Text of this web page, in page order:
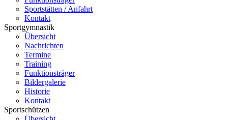
Sportstätten / Anfahrt
Kontakt
Sportgymnastik
Übersicht
Nachrichten
Termine
Training
Funktionsträger
Bildergalerie
Historie
Kontakt
Sportschützen